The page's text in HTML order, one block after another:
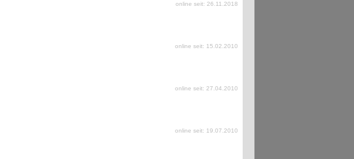
online seit: 26.11.2018
online seit: 15.02.2010
online seit: 27.04.2010
online seit: 19.07.2010